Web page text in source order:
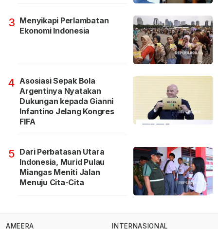
3 Menyikapi Perlambatan
Ekonomi Indonesia
4 Asosiasi Sepak Bola
Argentinya Nyatakan
Dukungan kepada Gianni
Infantino Jelang Kongres
FIFA
5 Dari Perbatasan Utara
Indonesia, Murid Pulau
Miangas Meniti Jalan
Menuju Cita-Cita
AMEERA INTERNASIONAL